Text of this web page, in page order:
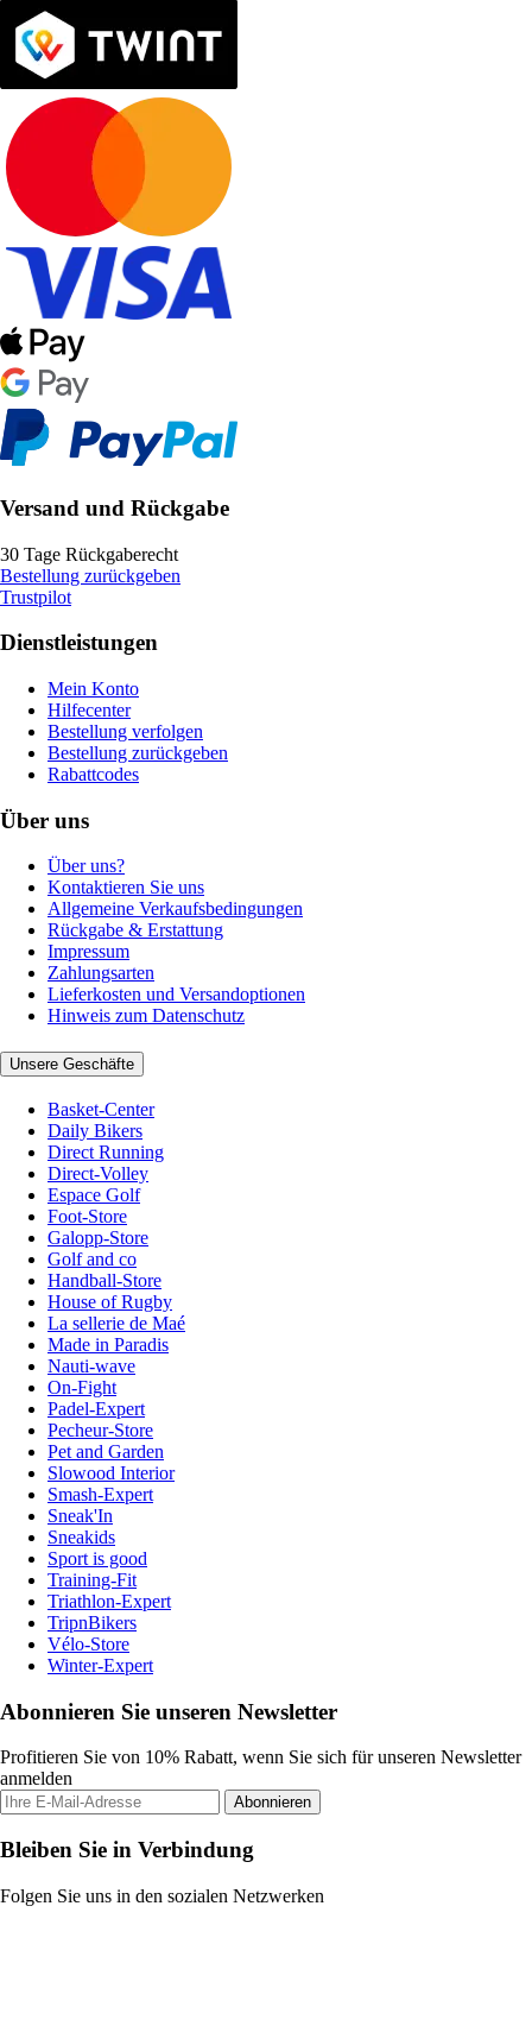
Versand und Rückgabe
30 Tage Rückgaberecht
Bestellung zurückgeben
Trustpilot
Dienstleistungen
Mein Konto
Hilfecenter
Bestellung verfolgen
Bestellung zurückgeben
Rabattcodes
Über uns
Über uns?
Kontaktieren Sie uns
Allgemeine Verkaufsbedingungen
Rückgabe & Erstattung
Impressum
Zahlungsarten
Lieferkosten und Versandoptionen
Hinweis zum Datenschutz
Unsere Geschäfte
Basket-Center
Daily Bikers
Direct Running
Direct-Volley
Espace Golf
Foot-Store
Galopp-Store
Golf and co
Handball-Store
House of Rugby
La sellerie de Maé
Made in Paradis
Nauti-wave
On-Fight
Padel-Expert
Pecheur-Store
Pet and Garden
Slowood Interior
Smash-Expert
Sneak'In
Sneakids
Sport is good
Training-Fit
Triathlon-Expert
TripnBikers
Vélo-Store
Winter-Expert
Abonnieren Sie unseren Newsletter
Profitieren Sie von 10% Rabatt, wenn Sie sich für unseren Newsletter
anmelden
Abonnieren
Bleiben Sie in Verbindung
Folgen Sie uns in den sozialen Netzwerken